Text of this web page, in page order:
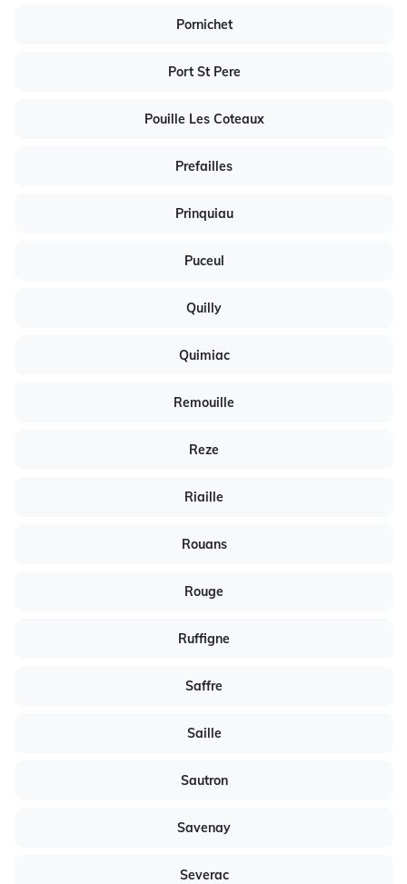
Pornichet
Port St Pere
Pouille Les Coteaux
Prefailles
Prinquiau
Puceul
Quilly
Quimiac
Remouille
Reze
Riaille
Rouans
Rouge
Ruffigne
Saffre
Saille
Sautron
Savenay
Severac